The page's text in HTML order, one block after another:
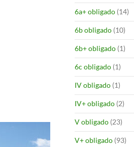
6a+ obligado (14)
6b obligado (10)
6b+ obligado (1)
6c obligado (1)
IV obligado (1)
IV+ obligado (2)
V obligado (23)
V+ obligado (93)